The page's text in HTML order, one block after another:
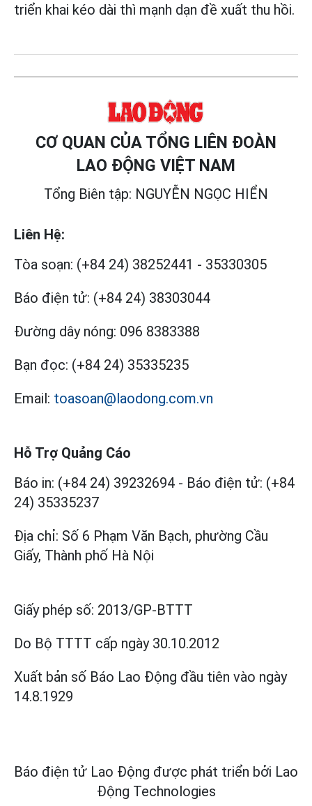
triển khai kéo dài thì mạnh dạn đề xuất thu hồi.
CƠ QUAN CỦA TỔNG LIÊN ĐOÀN
LAO ĐỘNG VIỆT NAM
Tổng Biên tập: NGUYỄN NGỌC HIỂN
Liên Hệ:
Tòa soạn: (+84 24) 38252441 - 35330305
Báo điện tử: (+84 24) 38303044
Đường dây nóng: 096 8383388
Bạn đọc: (+84 24) 35335235
Email: toasoan@laodong.com.vn
Hỗ Trợ Quảng Cáo
Báo in: (+84 24) 39232694 - Báo điện tử: (+84
24) 35335237
Địa chỉ: Số 6 Phạm Văn Bạch, phường Cầu
Giấy, Thành phố Hà Nội
Giấy phép số: 2013/GP-BTTT
Do Bộ TTTT cấp ngày 30.10.2012
Xuất bản số Báo Lao Động đầu tiên vào ngày
14.8.1929
Báo điện tử Lao Động được phát triển bởi Lao
Động Technologies